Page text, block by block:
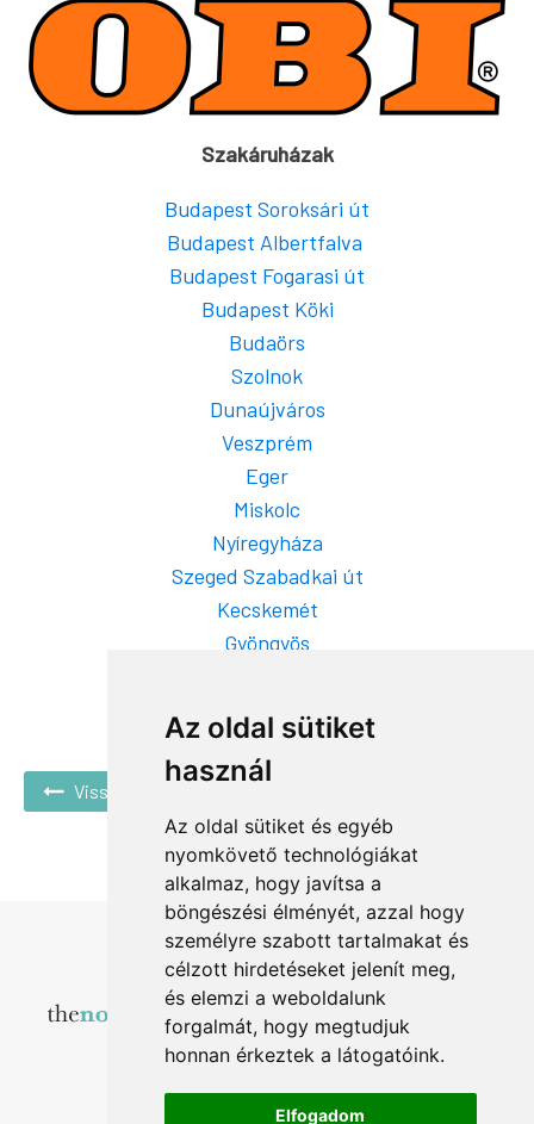
Az oldal sütiket
használ
Az oldal sütiket és egyéb
nyomkövető technológiákat
alkalmaz, hogy javítsa a
böngészési élményét, azzal hogy
személyre szabott tartalmakat és
célzott hirdetéseket jelenít meg,
és elemzi a weboldalunk
forgalmát, hogy megtudjuk
honnan érkeztek a látogatóink.
Elfogadom
Szakáruházak
Budapest Soroksári út
Budapest Albertfalva
Budapest Fogarasi út
Budapest Köki
Budaörs
Szolnok
Dunaújváros
Veszprém
Eger
Miskolc
Nyíregyháza
Szeged Szabadkai út
Kecskemét
Gyöngyös
Vissza a hírekhez